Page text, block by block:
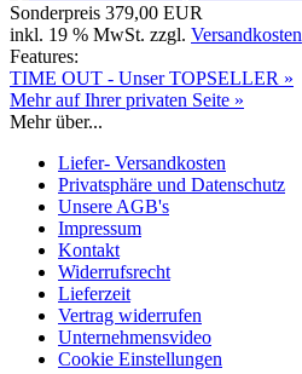
Sonderpreis 379,00 EUR
inkl. 19 % MwSt. zzgl. Versandkosten
Features:
TIME OUT - Unser TOPSELLER »
Mehr auf Ihrer privaten Seite »
Mehr über...
Liefer- Versandkosten
Privatsphäre und Datenschutz
Unsere AGB's
Impressum
Kontakt
Widerrufsrecht
Lieferzeit
Vertrag widerrufen
Unternehmensvideo
Cookie Einstellungen